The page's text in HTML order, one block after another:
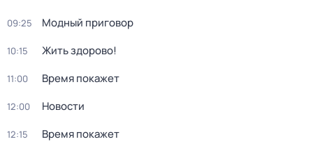
09:25 Модный приговор
10:15 Жить здорово!
11:00 Время покажет
12:00 Новости
12:15 Время покажет